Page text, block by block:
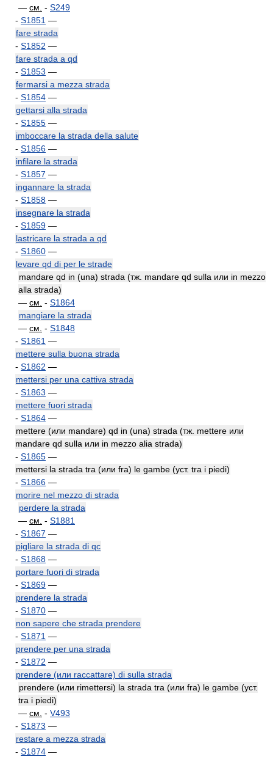
— см. - S249
- S1851 —
fare strada
- S1852 —
fare strada a qd
- S1853 —
fermarsi a mezza strada
- S1854 —
gettarsi alla strada
- S1855 —
imboccare la strada della salute
- S1856 —
infilare la strada
- S1857 —
ingannare la strada
- S1858 —
insegnare la strada
- S1859 —
lastricare la strada a qd
- S1860 —
levare qd di per le strade
mandare qd in (una) strada (тж. mandare qd sulla или in mezzo
alla strada)
— см. - S1864
mangiare la strada
— см. - S1848
- S1861 —
mettere sulla buona strada
- S1862 —
mettersi per una cattiva strada
- S1863 —
mettere fuori strada
- S1864 —
mettere (или mandare) qd in (una) strada (тж. mettere или
mandare qd sulla или in mezzo alia strada)
- S1865 —
mettersi la strada tra (или fra) le gambe (уст. tra i piedi)
- S1866 —
morire nel mezzo di strada
perdere la strada
— см. - S1881
- S1867 —
pigliare la strada di qc
- S1868 —
portare fuori di strada
- S1869 —
prendere la strada
- S1870 —
non sapere che strada prendere
- S1871 —
prendere per una strada
- S1872 —
prendere (или raccattare) di sulla strada
prendere (или rimettersi) la strada tra (или fra) le gambe (уст.
tra i piedi)
— см. - V493
- S1873 —
restare a mezza strada
- S1874 —